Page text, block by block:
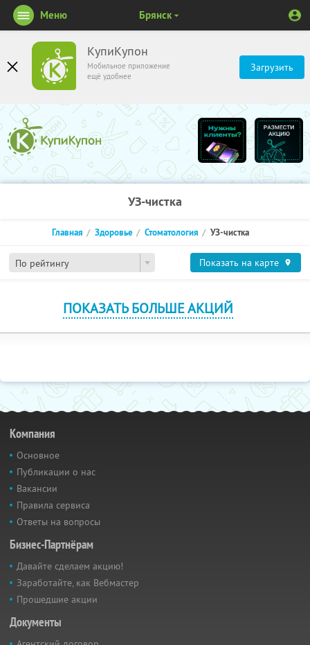
КупиКупон
Мобильное приложение
ещё удобнее
Загрузить
Меню Брянск
УЗ-чистка
По рейтингу
Главная Здоровье Стоматология УЗ-чистка
Показать на карте
ПОКАЗАТЬ БОЛЬШЕ АКЦИЙ
Компания
Основное
Публикации о нас
Вакансии
Правила сервиса
Ответы на вопросы
Бизнес-Партнёрам
Давайте сделаем акцию!
Заработайте, как Вебмастер
Прошедшие акции
Документы